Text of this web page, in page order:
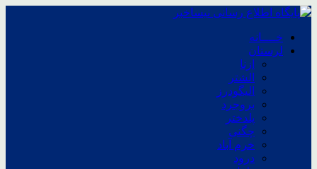
خــــانه
لرستان
ازنا
الشتر
الیگودرز
بروجرد
پلدختر
چگنی
خرم آباد
درود